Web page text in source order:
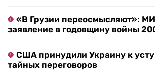
«В Грузии переосмысляют»:
заявление в годовщину войны
США принудили Украину к
тайных переговоров